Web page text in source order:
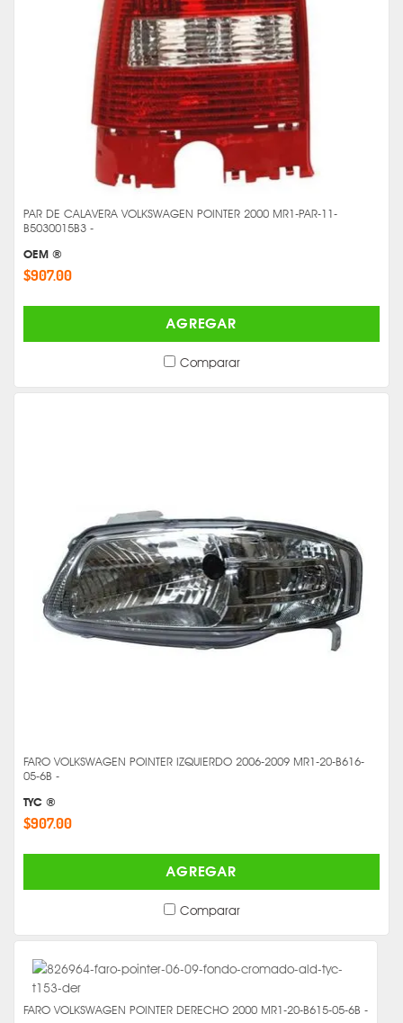
PAR DE CALAVERA VOLKSWAGEN POINTER 2000 MR1-PAR-11-
B5030015B3 -
OEM ®
$907.00
AGREGAR
Comparar
FARO VOLKSWAGEN POINTER IZQUIERDO 2006-2009 MR1-20-B616-
05-6B -
TYC ®
$907.00
AGREGAR
Comparar
FARO VOLKSWAGEN POINTER DERECHO 2000 MR1-20-B615-05-6B -